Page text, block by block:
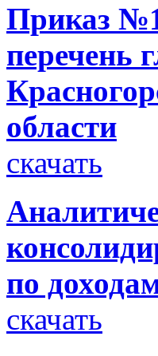
Приказ №1
перечень
области
скачать
по
скачать